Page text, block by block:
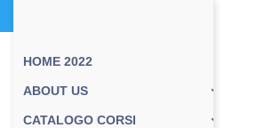
HOME 2022
ABOUT US
CATALOGO CORSI